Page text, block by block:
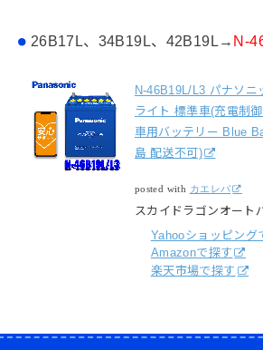
26B17L、34B19L、42B19L→ N-
N-46B19L/L3 パナソニ
ライト 標準車(充電制
車用バッテリー Blue
島 配送不可)
posted with カエレバ
スカイドラゴンオート
Yahooショッピング
Amazonで探す
楽天市場で探す